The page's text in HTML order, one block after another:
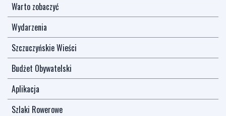
Warto zobaczyć
Wydarzenia
Szczuczyńskie Wieści
Budżet Obywatelski
Aplikacja
Szlaki Rowerowe